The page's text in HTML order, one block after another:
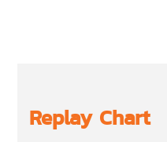
Replay Chart